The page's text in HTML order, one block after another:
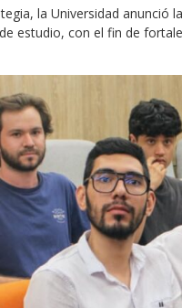
la Universidad anunció
estudio, con el fin de